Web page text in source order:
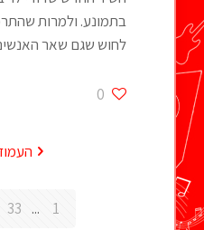
בתמונע. ולמרות
לחוש שגם שאר
0
1
...
33